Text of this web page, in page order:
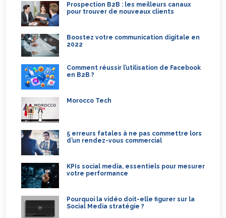
Prospection B2B : les meilleurs canaux
pour trouver de nouveaux clients
Boostez votre communication digitale en
2022
Comment réussir l’utilisation de Facebook
en B2B ?
Morocco Tech
5 erreurs fatales à ne pas commettre lors
d’un rendez-vous commercial
KPIs social media, essentiels pour mesurer
votre performance
Pourquoi la vidéo doit-elle figurer sur la
Social Media stratégie ?